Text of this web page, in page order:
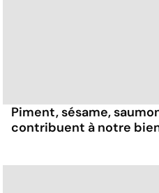
Piment, sésame,
contribuent à notre